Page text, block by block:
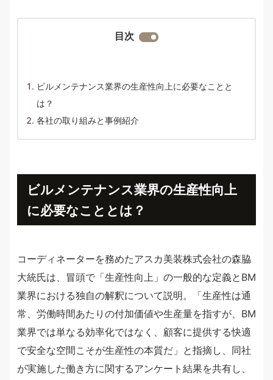
目次
ビルメンテナンス業界の生産性向上に必要なことと
は？
各社の取り組みと事例紹介
ビルメンテナンス業界の生産性向上
に必要なこととは？
コーディネーターを務めたアスカ美装株式会社の森脇
大統氏は、冒頭で「生産性向上」の一般的な定義とBM
業界における独自の解釈について説明。「生産性は通
常、労働時間あたりの付加価値や生産量を指すが、BM
業界では単なる効率化ではなく、顧客に提供する快適
で安全な空間こそが生産性の本質だ」と指摘し、同社
が実施した働き方に関するアンケート結果を共有し、